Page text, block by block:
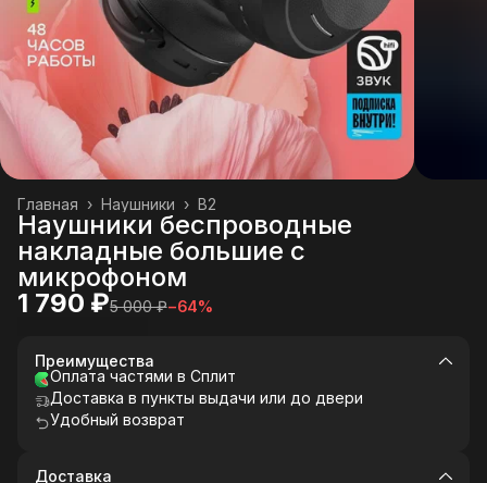
B2
Наушники ›
Главная ›
Наушники беспроводные
накладные большие с
микрофоном
1 790 ₽5 000 ₽−64%
Преимущества
Оплата частями в Сплит
Доставка в пункты выдачи или до двери
Удобный возврат
Доставка